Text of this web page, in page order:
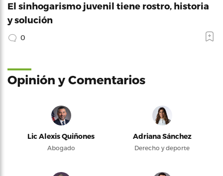
El sinhogarismo juvenil tiene rostro, historia
y solución
0
Opinión y Comentarios
Lic Alexis Quiñones
Abogado
Adriana Sánchez
Derecho y deporte